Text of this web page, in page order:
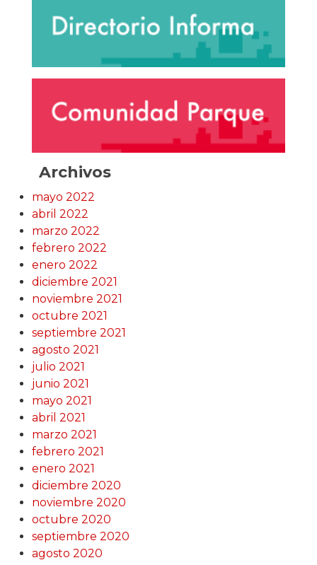
Archivos
mayo 2022
abril 2022
marzo 2022
febrero 2022
enero 2022
diciembre 2021
noviembre 2021
octubre 2021
septiembre 2021
agosto 2021
julio 2021
junio 2021
mayo 2021
abril 2021
marzo 2021
febrero 2021
enero 2021
diciembre 2020
noviembre 2020
octubre 2020
septiembre 2020
agosto 2020